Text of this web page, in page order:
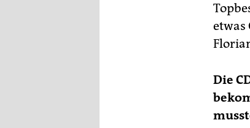
etwas
Die